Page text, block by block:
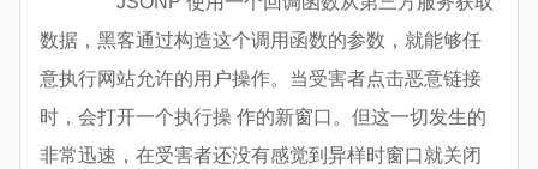
数据，黑客通过构造这个调用函数的参数，就能够任
意执行网站允许的用户操作。当受害者点击恶意链接
时，会打开一个执行操 作的新窗口。但这一切发生的
非常迅速，在受害者还没有感觉到异样时窗口就关闭